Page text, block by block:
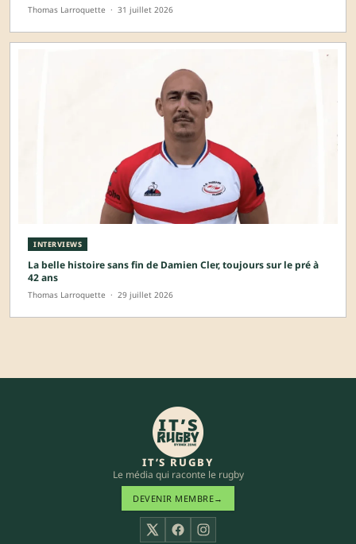
Thomas Larroquette · 31 juillet 2026
INTERVIEWS
La belle histoire sans fin de Damien Cler, toujours sur le pré à
42 ans
Thomas Larroquette · 29 juillet 2026
IT’S RUGBY
Le média qui raconte le rugby
DEVENIR MEMBRE→
X FacebookInstagram